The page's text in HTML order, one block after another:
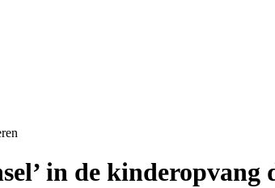
in de kinderopvang